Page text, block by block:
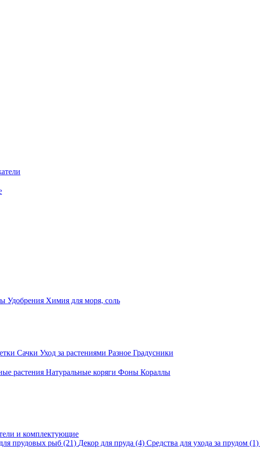
Удобрения Химия для моря, соль
Сачки Уход за растениями Разное Градусники
растения Натуральные коряги Фоны Кораллы
и комплектующие
прудовых рыб (21) Декор для пруда (4) Средства для ухода за прудом (1)